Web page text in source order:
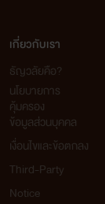
เกี่ยวกับเรา
ธัญวลัยคือ?
นโยบายการ
คุ้มครอง
ข้อมูลส่วนบุคคล
เงื่อนไขและข้อตกลง
Third-Party
Notice